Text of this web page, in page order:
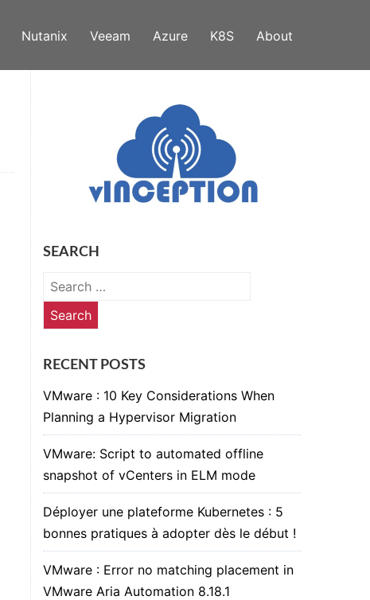
Nutanix Veeam Azure K8S About
SEARCH
Search
for:
RECENT POSTS
VMware : 10 Key Considerations When
Planning a Hypervisor Migration
VMware: Script to automated offline
snapshot of vCenters in ELM mode
Déployer une plateforme Kubernetes : 5
bonnes pratiques à adopter dès le début !
VMware : Error no matching placement in
VMware Aria Automation 8.18.1